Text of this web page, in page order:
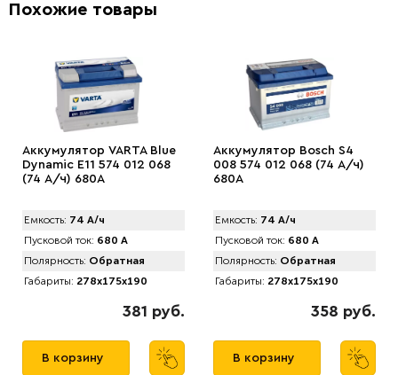
Похожие товары
Аккумулятор VARTA Blue
Dynamic E11 574 012 068
(74 А/ч) 680А
Емкость: 74 А/ч
Пусковой ток: 680 А
Полярность: Обратная
Габариты: 278x175x190
381 руб.
В корзину
Аккумулятор Bosch S4
008 574 012 068 (74 А/ч)
680A
Емкость: 74 А/ч
Пусковой ток: 680 А
Полярность: Обратная
Габариты: 278x175x190
358 руб.
В корзину